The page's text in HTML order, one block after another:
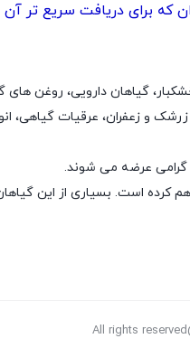
برای دریافت سریع تر آن
خشکبار، گیاهان دارویی،
و زعفران، عرقیات
گرامی عرضه می شوند.
است. بسیاری از این